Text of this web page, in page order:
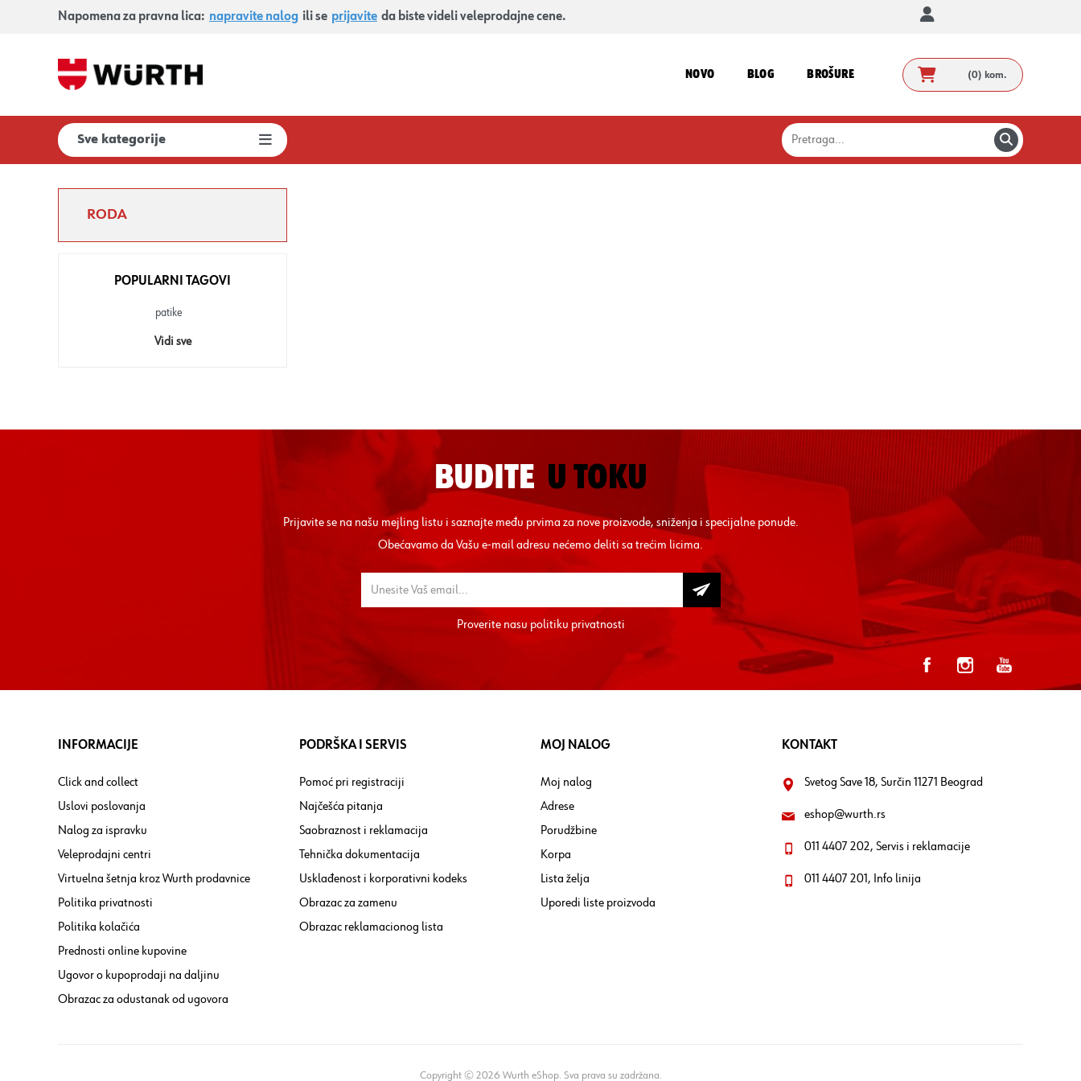
Napomena za pravna lica: napravite nalog ili se prijavite da biste videli veleprodajne cene.
NOVO BLOG BROŠURE (0) kom.
Sve kategorije
RODA
POPULARNI TAGOVI
patike
Vidi sve
BUDITE U TOKU
Prijavite se na našu mejling listu i saznajte među prvima za nove proizvode, sniženja i specijalne ponude.
Obećavamo da Vašu e-mail adresu nećemo deliti sa trećim licima.
Proverite nasupolitiku privatnosti
INFORMACIJE
Click and collect
Uslovi poslovanja
Nalog za ispravku
Veleprodajni centri
Virtuelna šetnja kroz Wurth prodavnice
Politika privatnosti
Politika kolačića
Prednosti online kupovine
Ugovor o kupoprodaji na daljinu
Obrazac za odustanak od ugovora
PODRŠKA I SERVIS
Pomoć pri registraciji
Najčešća pitanja
Saobraznost i reklamacija
Tehnička dokumentacija
Usklađenost i korporativni kodeks
Obrazac za zamenu
Obrazac reklamacionog lista
MOJ NALOG
Moj nalog
Adrese
Porudžbine
Korpa
Lista želja
Uporedi liste proizvoda
KONTAKT
Svetog Save 18, Surčin 11271 Beograd
eshop@wurth.rs
011 4407 202, Servis i reklamacije
011 4407 201, Info linija
Copyright © 2026 Wurth eShop. Sva prava su zadržana.